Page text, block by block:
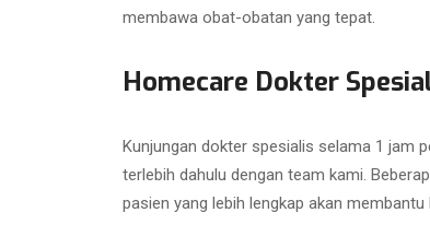
membawa obat-obatan yang tepat.
Homecare Dokter
Kunjungan dokter spesialis selama 1 jam
terlebih dahulu dengan team kami.
pasien yang lebih lengkap akan